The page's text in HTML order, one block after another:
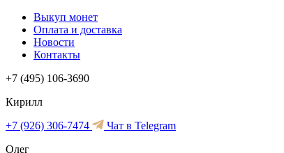
Выкуп монет
Оплата и доставка
Новости
Контакты
+7 (495) 106-3690
Кирилл
+7 (926) 306-7474
Чат в Telegram
Олег